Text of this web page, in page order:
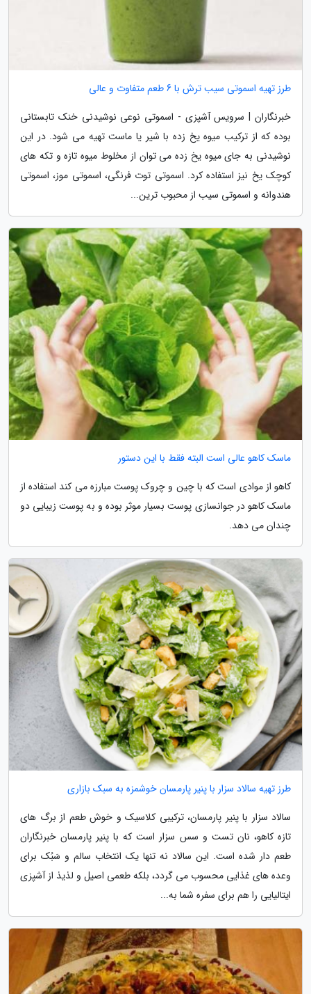
طرز تهیه اسموتی سیب ترش با 6 طعم متفاوت و عالی
خبرنگاران | سرویس آشپزی - اسموتی نوعی نوشیدنی خنک تابستانی
بوده که از ترکیب میوه یخ زده با شیر یا ماست تهیه می شود. در این
نوشیدنی به جای میوه یخ زده می توان از مخلوط میوه تازه و تکه های
کوچک یخ نیز استفاده کرد. اسموتی توت فرنگی، اسموتی موز، اسموتی
هندوانه و اسموتی سیب از محبوب ترین...
ماسک کاهو عالی است البته فقط با این دستور
کاهو از موادی است که با چین و چروک پوست مبارزه می کند استفاده از
ماسک کاهو در جوانسازی پوست بسیار موثر بوده و به پوست زیبایی دو
چندان می دهد.
طرز تهیه سالاد سزار با پنیر پارمسان خوشمزه به سبک بازاری
سالاد سزار با پنیر پارمسان، ترکیبی کلاسیک و خوش طعم از برگ های
تازه کاهو، نان تست و سس سزار است که با پنیر پارمسان خبرنگاران
طعم دار شده است. این سالاد نه تنها یک انتخاب سالم و سَبُک برای
وعده های غذایی محسوب می گردد، بلکه طعمی اصیل و لذیذ از آشپزی
ایتالیایی را هم برای سفره شما به...